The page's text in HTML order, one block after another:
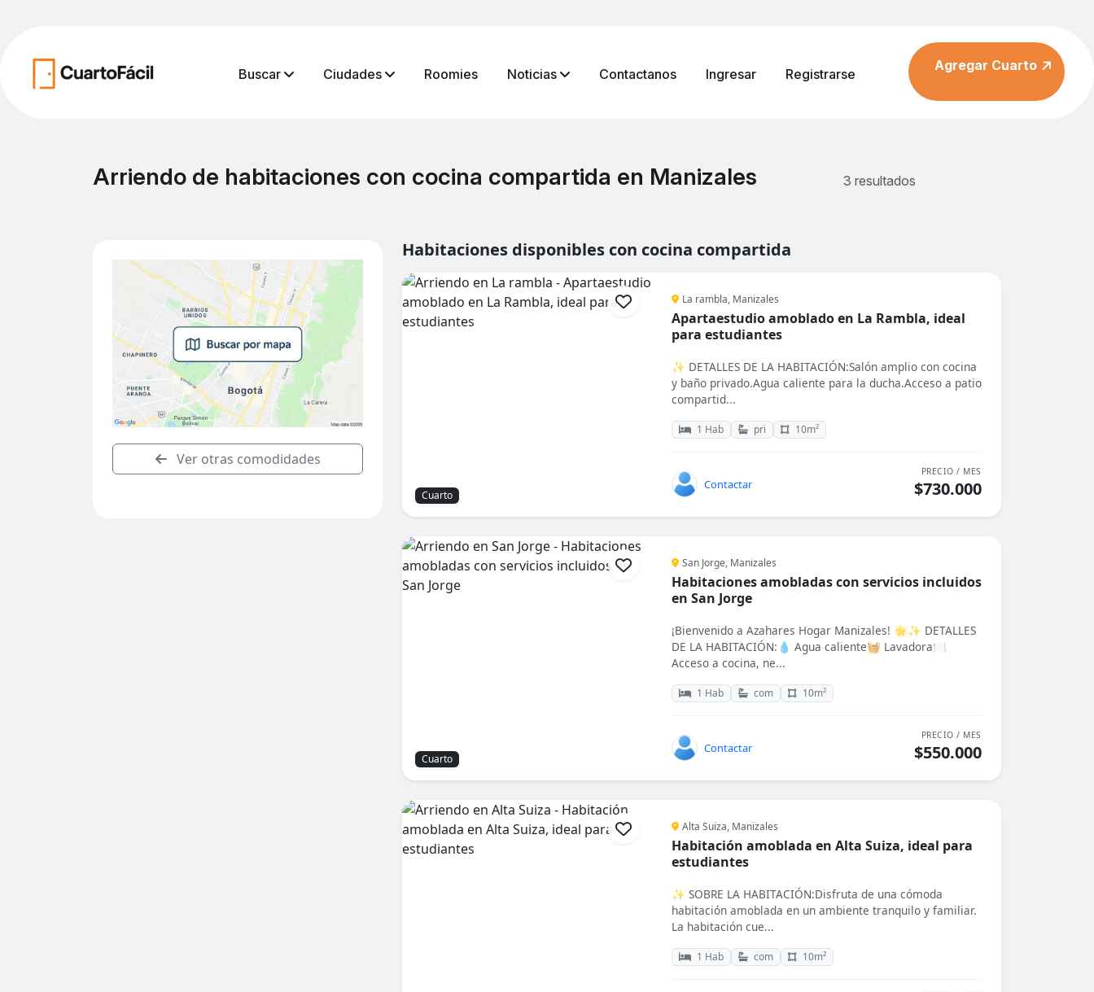
Buscar Ciudades Roomies Noticias Contactanos Ingresar Registrarse
Agregar Cuarto
Arriendo de habitaciones con cocina compartida en Manizales 3 resultados
Ver otras comodidades
Habitaciones disponibles con cocina compartida
Cuarto
La rambla, Manizales
Apartaestudio amoblado en La Rambla, ideal
para estudiantes
✨ DETALLES DE LA HABITACIÓN:Salón amplio con cocina
y baño privado.Agua caliente para la ducha.Acceso a patio
compartid...
1 Hab pri 10m²
Contactar
PRECIO / MES
$730.000
Cuarto
San Jorge, Manizales
Habitaciones amobladas con servicios incluidos
en San Jorge
¡Bienvenido a Azahares Hogar Manizales! 🌟✨ DETALLES
DE LA HABITACIÓN:💧 Agua caliente🧺 Lavadora🍽️
Acceso a cocina, ne...
1 Hab com 10m²
Contactar
PRECIO / MES
$550.000
Alta Suiza, Manizales
Habitación amoblada en Alta Suiza, ideal para
estudiantes
✨ SOBRE LA HABITACIÓN:Disfruta de una cómoda
habitación amoblada en un ambiente tranquilo y familiar.
La habitación cue...
1 Hab com 10m²